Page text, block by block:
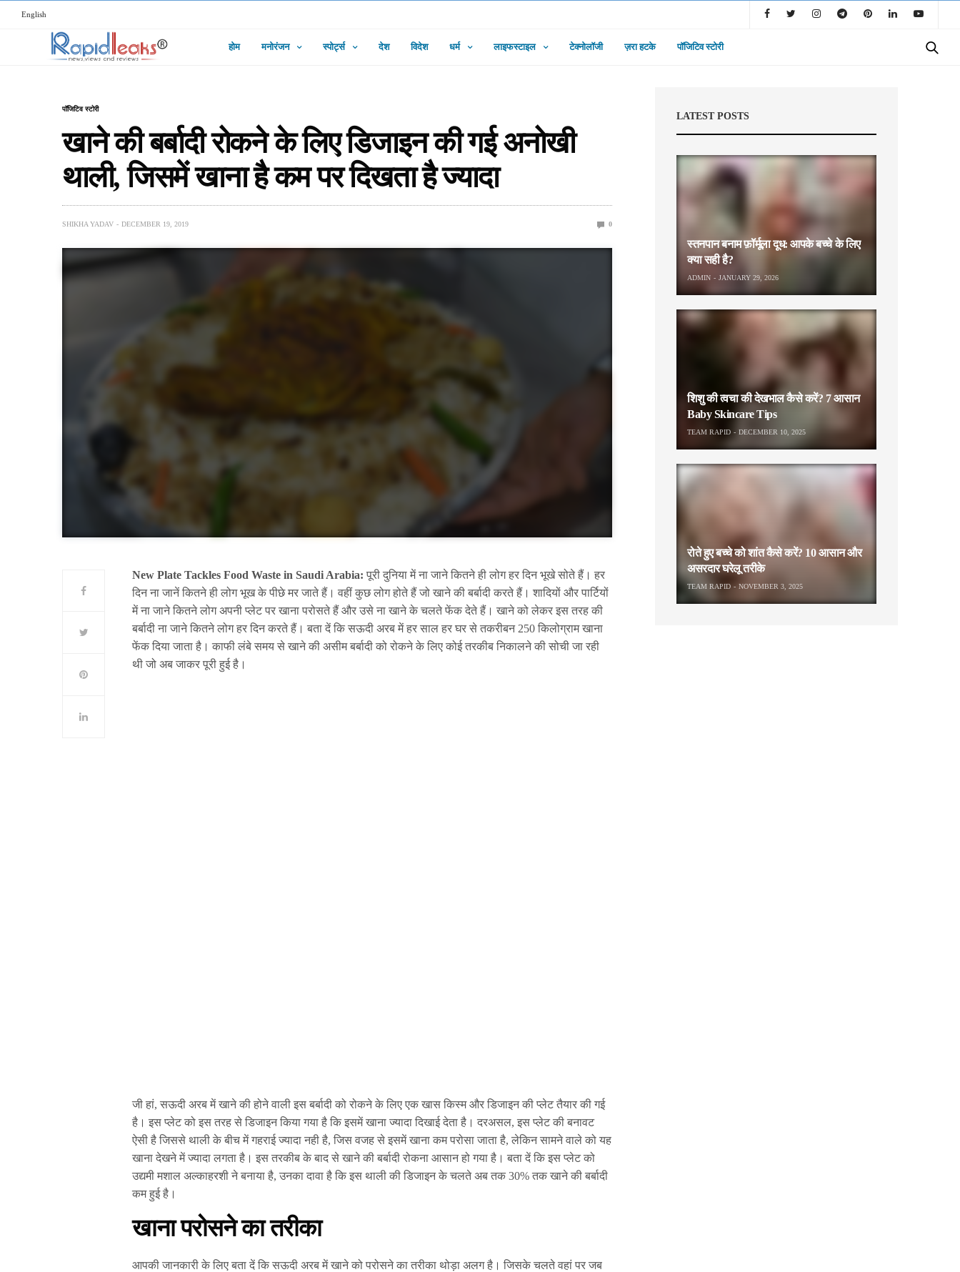
English
होम मनोरंजन स्पोर्ट्स देश विदेश धर्म लाइफस्टाइल टेक्नोलॉजी ज़रा हटके पॉजिटिव स्टोरी
पॉजिटिव स्टोरी
खाने की बर्बादी रोकने के लिए डिजाइन की गई अनोखी
थाली, जिसमें खाना है कम पर दिखता है ज्यादा
SHIKHA YADAV DECEMBER 19, 2019 0
New Plate Tackles Food Waste in Saudi Arabia: पूरी दुनिया में ना जाने कितने ही लोग हर दिन भूखे सोते हैं। हर
दिन ना जानें कितने ही लोग भूख के पीछे मर जाते हैं। वहीं कुछ लोग होते हैं जो खाने की बर्बादी करते हैं। शादियों और पार्टियों
में ना जाने कितने लोग अपनी प्लेट पर खाना परोसते हैं और उसे ना खाने के चलते फेंक देते हैं। खाने को लेकर इस तरह की
बर्बादी ना जाने कितने लोग हर दिन करते हैं। बता दें कि सऊदी अरब में हर साल हर घर से तकरीबन 250 किलोग्राम खाना
फेंक दिया जाता है। काफी लंबे समय से खाने की असीम बर्बादी को रोकने के लिए कोई तरकीब निकालने की सोची जा रही
थी जो अब जाकर पूरी हुई है।
जी हां, सऊदी अरब में खाने की होने वाली इस बर्बादी को रोकने के लिए एक खास किस्म और डिजाइन की प्लेट तैयार की गई
है। इस प्लेट को इस तरह से डिजाइन किया गया है कि इसमें खाना ज्यादा दिखाई देता है। दरअसल, इस प्लेट की बनावट
ऐसी है जिससे थाली के बीच में गहराई ज्यादा नही है, जिस वजह से इसमें खाना कम परोसा जाता है, लेकिन सामने वाले को यह
खाना देखने में ज्यादा लगता है। इस तरकीब के बाद से खाने की बर्बादी रोकना आसान हो गया है। बता दें कि इस प्लेट को
उद्यमी मशाल अल्काहरशी ने बनाया है, उनका दावा है कि इस थाली की डिजाइन के चलते अब तक 30% तक खाने की बर्बादी
कम हुई है।
खाना परोसने का तरीका
आपकी जानकारी के लिए बता दें कि सऊदी अरब में खाने को परोसने का तरीका थोड़ा अलग है। जिसके चलते वहां पर जब
LATEST POSTS
स्तनपान बनाम फ़ॉर्मूला दूध: आपके बच्चे के लिए
क्या सही है?
ADMIN JANUARY 29, 2026
शिशु की त्वचा की देखभाल कैसे करें? 7 आसान
Baby Skincare Tips
TEAM RAPID DECEMBER 10, 2025
रोते हुए बच्चे को शांत कैसे करें? 10 आसान और
असरदार घरेलू तरीके
TEAM RAPID NOVEMBER 3, 2025